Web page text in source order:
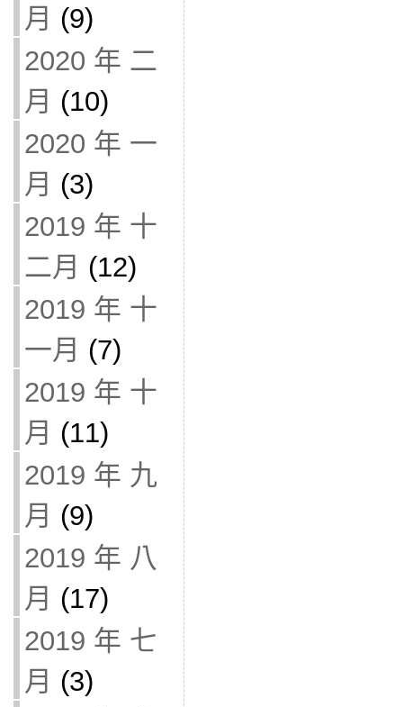
月 (9)
2020 年 二
月 (10)
2020 年 一
月 (3)
2019 年 十
二月 (12)
2019 年 十
一月 (7)
2019 年 十
月 (11)
2019 年 九
月 (9)
2019 年 八
月 (17)
2019 年 七
月 (3)